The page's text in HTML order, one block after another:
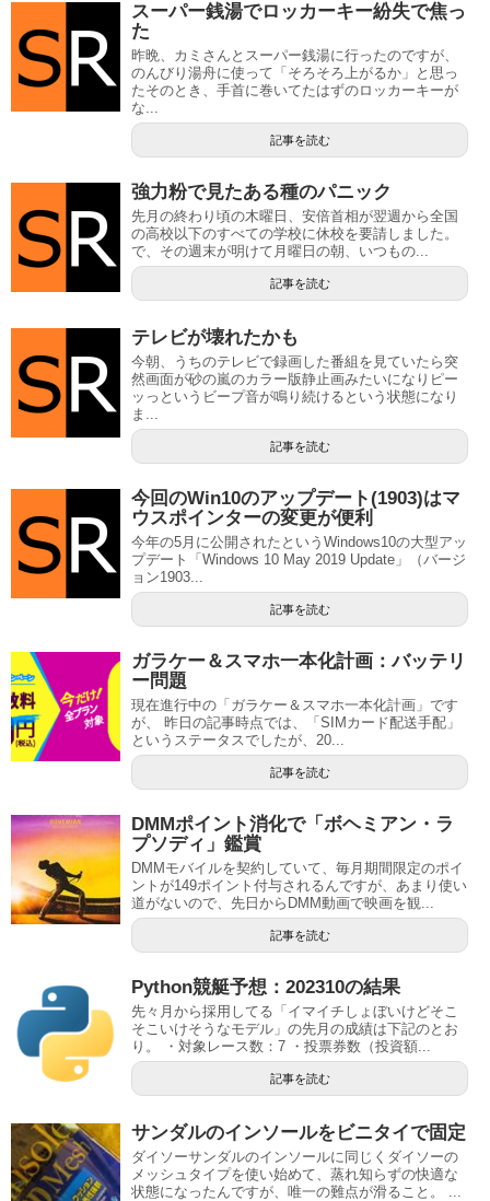
スーパー銭湯でロッカーキー紛失で焦っ
た
昨晩、カミさんとスーパー銭湯に行ったのですが、
のんびり湯舟に使って「そろそろ上がるか」と思っ
たそのとき、手首に巻いてたはずのロッカーキーが
な...
記事を読む
強力粉で見たある種のパニック
先月の終わり頃の木曜日、安倍首相が翌週から全国
の高校以下のすべての学校に休校を要請しました。
で、その週末が明けて月曜日の朝、いつもの...
記事を読む
テレビが壊れたかも
今朝、うちのテレビで録画した番組を見ていたら突
然画面が砂の嵐のカラー版静止画みたいになりピー
ッっというビープ音が鳴り続けるという状態になり
ま...
記事を読む
今回のWin10のアップデート(1903)はマ
ウスポインターの変更が便利
今年の5月に公開されたというWindows10の大型アッ
プデート「Windows 10 May 2019 Update」（バージ
ョン1903...
記事を読む
ガラケー＆スマホ一本化計画：バッテリ
ー問題
現在進行中の「ガラケー＆スマホ一本化計画」です
が、 昨日の記事時点では、「SIMカード配送手配」
というステータスでしたが、20...
記事を読む
DMMポイント消化で「ボヘミアン・ラ
プソディ」鑑賞
DMMモバイルを契約していて、毎月期間限定のポイ
ントが149ポイント付与されるんですが、あまり使い
道がないので、先日からDMM動画で映画を観...
記事を読む
Python競艇予想：202310の結果
先々月から採用してる「イマイチしょぼいけどそこ
そこいけそうなモデル」の先月の成績は下記のとお
り。 ・対象レース数：7 ・投票券数（投資額...
記事を読む
サンダルのインソールをビニタイで固定
ダイソーサンダルのインソールに同じくダイソーの
メッシュタイプを使い始めて、蒸れ知らずの快適な
状態になったんですが、唯一の難点が滑ること。 ...